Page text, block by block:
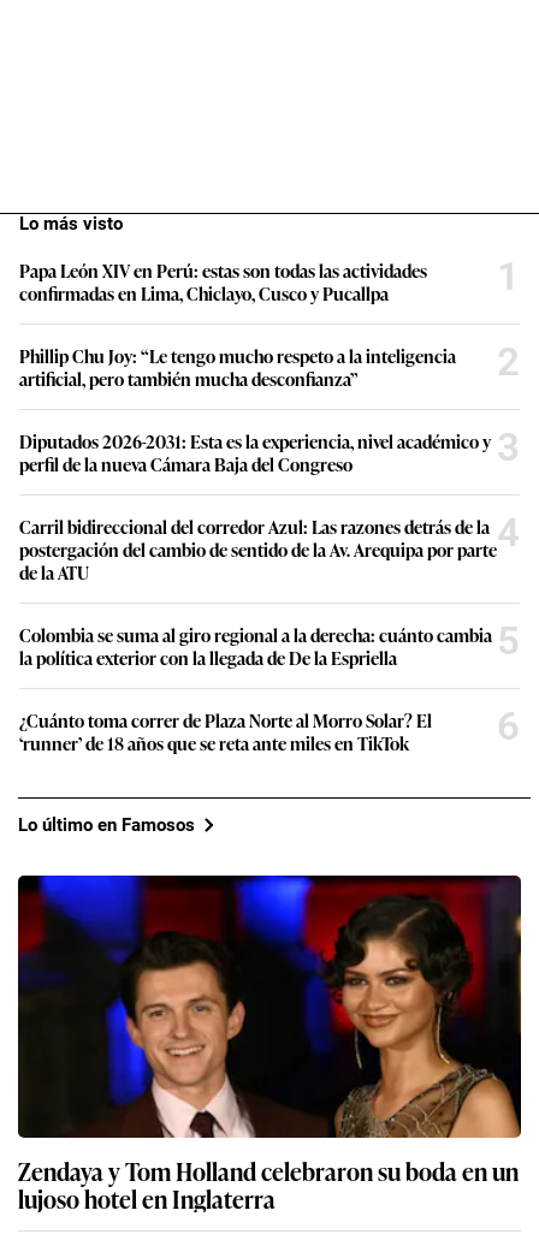
Lo más visto
Papa León XIV en Perú: estas son todas las actividades
confirmadas en Lima, Chiclayo, Cusco y Pucallpa
1
Phillip Chu Joy: “Le tengo mucho respeto a la inteligencia
artificial, pero también mucha desconfianza”
2
Diputados 2026-2031: Esta es la experiencia, nivel académico y
perfil de la nueva Cámara Baja del Congreso
3
Carril bidireccional del corredor Azul: Las razones detrás de la
postergación del cambio de sentido de la Av. Arequipa por parte
de la ATU
4
Colombia se suma al giro regional a la derecha: cuánto cambia
la política exterior con la llegada de De la Espriella
5
¿Cuánto toma correr de Plaza Norte al Morro Solar? El
‘runner’ de 18 años que se reta ante miles en TikTok
6
Lo último en Famosos
Zendaya y Tom Holland celebraron su boda en un
lujoso hotel en Inglaterra